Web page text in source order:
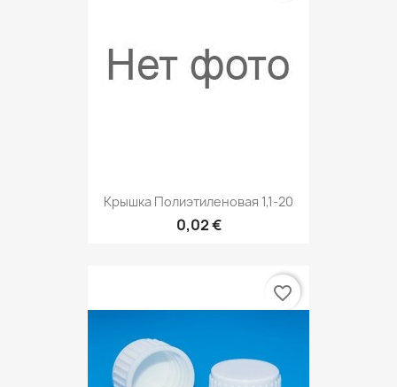
Крышка Полиэтиленовая 1,1-20
0,02 €
favorite_border